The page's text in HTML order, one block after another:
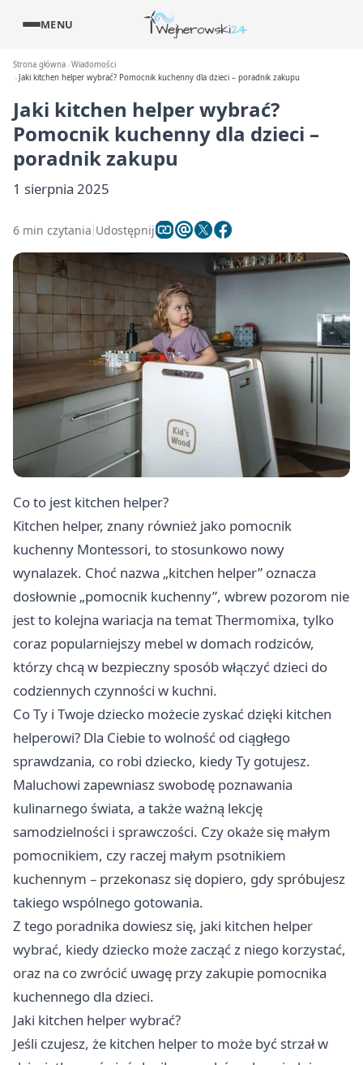
MENU
Strona główna Wiadomości
Jaki kitchen helper wybrać? Pomocnik kuchenny dla dzieci – poradnik zakupu
Jaki kitchen helper wybrać?
Pomocnik kuchenny dla dzieci –
poradnik zakupu
1 sierpnia 2025
6 min czytania Udostępnij
Co to jest kitchen helper?
Kitchen helper, znany również jako pomocnik
kuchenny Montessori, to stosunkowo nowy
wynalazek. Choć nazwa „kitchen helper” oznacza
dosłownie „pomocnik kuchenny”, wbrew pozorom nie
jest to kolejna wariacja na temat Thermomixa, tylko
coraz popularniejszy mebel w domach rodziców,
którzy chcą w bezpieczny sposób włączyć dzieci do
codziennych czynności w kuchni.
Co Ty i Twoje dziecko możecie zyskać dzięki kitchen
helperowi? Dla Ciebie to wolność od ciągłego
sprawdzania, co robi dziecko, kiedy Ty gotujesz.
Maluchowi zapewniasz swobodę poznawania
kulinarnego świata, a także ważną lekcję
samodzielności i sprawczości. Czy okaże się małym
pomocnikiem, czy raczej małym psotnikiem
kuchennym – przekonasz się dopiero, gdy spróbujesz
takiego wspólnego gotowania.
Z tego poradnika dowiesz się, jaki kitchen helper
wybrać, kiedy dziecko może zacząć z niego korzystać,
oraz na co zwrócić uwagę przy zakupie pomocnika
kuchennego dla dzieci.
Jaki kitchen helper wybrać?
Jeśli czujesz, że kitchen helper to może być strzał w